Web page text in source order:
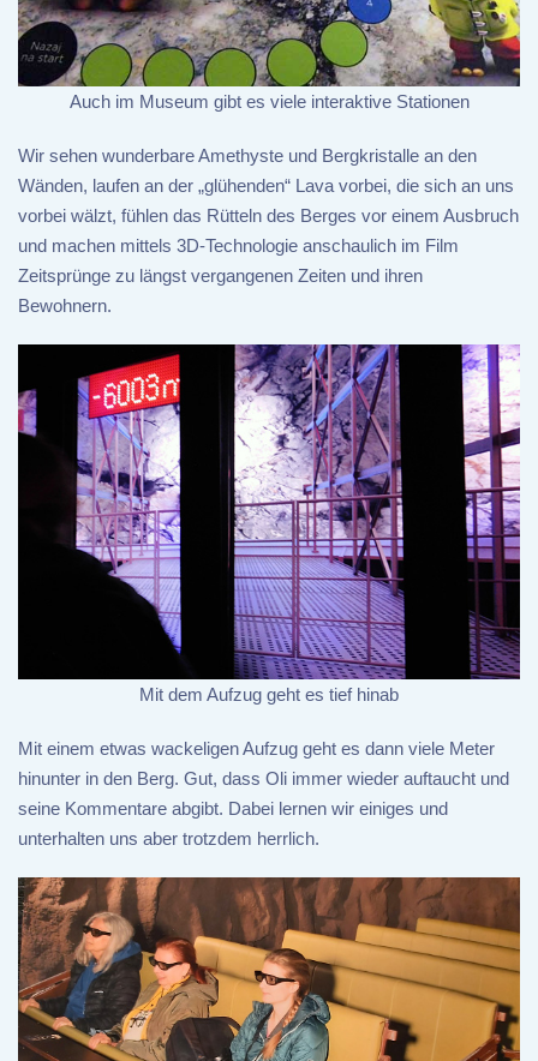
Auch im Museum gibt es viele interaktive Stationen
Wir sehen wunderbare Amethyste und Bergkristalle an den
Wänden, laufen an der „glühenden“ Lava vorbei, die sich an uns
vorbei wälzt, fühlen das Rütteln des Berges vor einem Ausbruch
und machen mittels 3D-Technologie anschaulich im Film
Zeitsprünge zu längst vergangenen Zeiten und ihren
Bewohnern.
Mit dem Aufzug geht es tief hinab
Mit einem etwas wackeligen Aufzug geht es dann viele Meter
hinunter in den Berg. Gut, dass Oli immer wieder auftaucht und
seine Kommentare abgibt. Dabei lernen wir einiges und
unterhalten uns aber trotzdem herrlich.